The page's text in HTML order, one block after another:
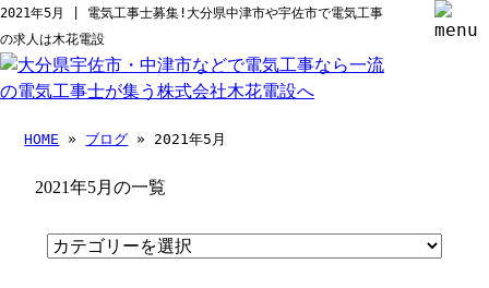
2021年5月 | 電気工事士募集!大分県中津市や宇佐市で電気工事
の求人は木花電設
HOME » ブログ » 2021年5月
2021年5月の一覧